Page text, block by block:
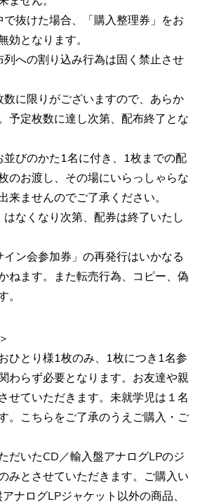
抜けた場合、「購入整理券」をお
効となります。
への割り込み行為は固く禁止させ
に限りがございますので、あらか
予定枚数に達し次第、配布終了とな
びのかた1名に付き、1枚までの配
のお渡し、その場にいらっしゃらな
来ませんのでご了承ください。
なくなり次第、配券は終了いたし
ン会参加券」の再発行はいかなる
ねます。また転売行為、コピー、偽
。
ひとり様1枚のみ、1枚につき1名参
わらず必要となります。お友達や親
せていただきます。未就学児は１名
。こちらをご了承のうえご購入・ご
だいたCD／輸入盤アナログLPのジ
みとさせていただきます。ご購入い
ナログLPジャケット以外の商品、